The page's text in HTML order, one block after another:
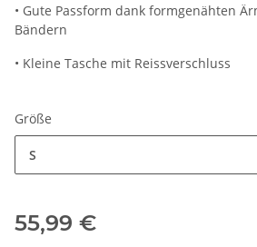
• Gute Passform dank formgenähten
Bändern
• Kleine Tasche mit Reissverschluss
Größe
S
55,99 €